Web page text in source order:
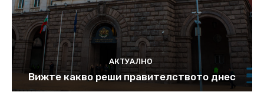
АКТУАЛНО
Вижте какво реши правителството днес